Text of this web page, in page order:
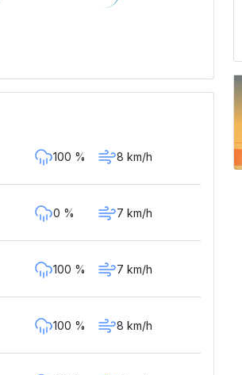
100 % 8 km/h
0 % 7 km/h
100 % 7 km/h
100 % 8 km/h